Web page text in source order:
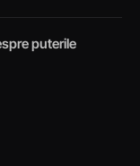
puterile